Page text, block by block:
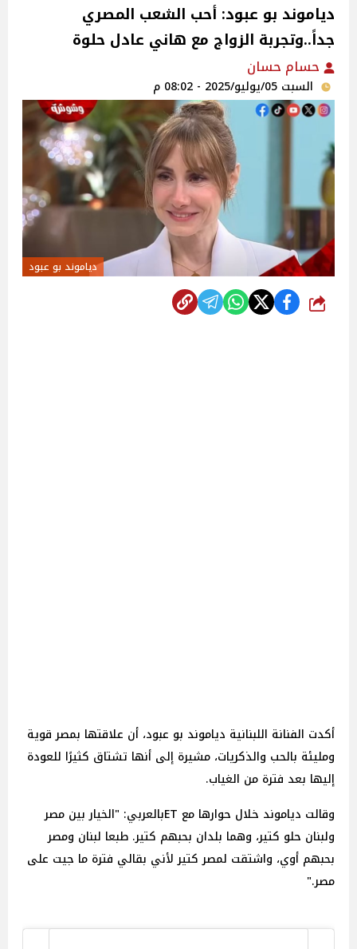
دياموند بو عبود: أحب الشعب المصري
جداً..وتجربة الزواج مع هاني عادل حلوة
حسام حسان
السبت 05/يوليو/2025 - 08:02 م
دياموند بو عبود
شارك
أكدت الفنانة اللبنانية دياموند بو عبود، أن علاقتها بمصر قوية
ومليئة بالحب والذكريات، مشيرة إلى أنها تشتاق كثيرًا للعودة
إليها بعد فترة من الغياب.
وقالت دياموند خلال حوارها مع ETبالعربي: "الخيار بين مصر
ولبنان حلو كتير، وهما بلدان بحبهم كتير. طبعا لبنان ومصر
بحبهم أوي، واشتقت لمصر كتير لأني بقالي فترة ما جيت على
مصر."